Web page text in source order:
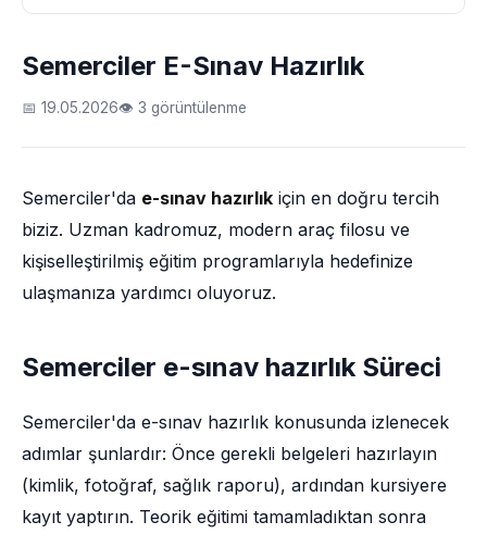
Semerciler E-Sınav Hazırlık
📅 19.05.2026👁 3 görüntülenme
Semerciler'da e-sınav hazırlık için en doğru tercih
biziz. Uzman kadromuz, modern araç filosu ve
kişiselleştirilmiş eğitim programlarıyla hedefinize
ulaşmanıza yardımcı oluyoruz.
Semerciler e-sınav hazırlık Süreci
Semerciler'da e-sınav hazırlık konusunda izlenecek
adımlar şunlardır: Önce gerekli belgeleri hazırlayın
(kimlik, fotoğraf, sağlık raporu), ardından kursiyere
kayıt yaptırın. Teorik eğitimi tamamladıktan sonra